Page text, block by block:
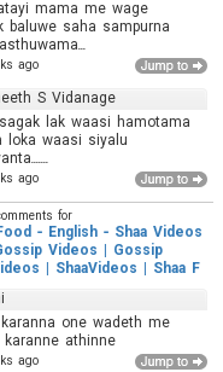
mama me wage
baluwe saha sampurna
ago
S Vidanage
lak waasi hamotama
loka waasi siyalu
ago
for
- English - Shaa Videos
Videos | Gossip
| ShaaVideos | Shaa F
one wadeth me
athinne
ago